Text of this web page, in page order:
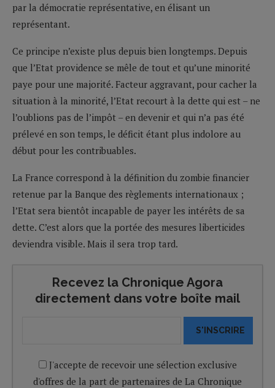
par la démocratie représentative, en élisant un
représentant.
Ce principe n’existe plus depuis bien longtemps. Depuis
que l’Etat providence se mêle de tout et qu’une minorité
paye pour une majorité. Facteur aggravant, pour cacher la
situation à la minorité, l’Etat recourt à la dette qui est – ne
l’oublions pas de l’impôt – en devenir et qui n’a pas été
prélevé en son temps, le déficit étant plus indolore au
début pour les contribuables.
La France correspond à la définition du zombie financier
retenue par la Banque des règlements internationaux ;
l’Etat sera bientôt incapable de payer les intérêts de sa
dette. C’est alors que la portée des mesures liberticides
deviendra visible. Mais il sera trop tard.
Recevez la Chronique Agora
directement dans votre boîte mail
S'INSCRIRE
J'accepte de recevoir une sélection exclusive
d'offres de la part de partenaires de La Chronique